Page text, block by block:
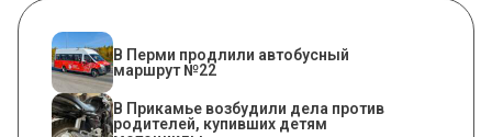
В Перми продлили автобусный
маршрут №22
В Прикамье возбудили дела против
родителей, купивших детям